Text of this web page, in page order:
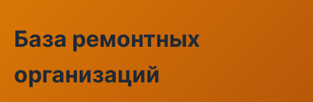
База ремонтных
организаций